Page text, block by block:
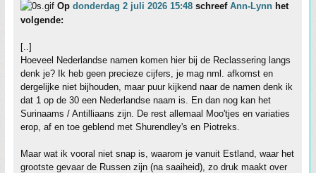
Op donderdag 2 juli 2026 15:48 schreef Ann-Lynn het
volgende:
[..]
Hoeveel Nederlandse namen komen hier bij de Reclassering langs
denk je? Ik heb geen precieze cijfers, je mag nml. afkomst en
dergelijke niet bijhouden, maar puur kijkend naar de namen denk ik
dat 1 op de 30 een Nederlandse naam is. En dan nog kan het
Surinaams / Antilliaans zijn. De rest allemaal Moo'tjes en variaties
erop, af en toe geblend met Shurendley's en Piotreks.
Maar wat ik vooral niet snap is, waarom je vanuit Estland, waar het
grootste gevaar de Russen zijn (na saaiheid), zo druk maakt over